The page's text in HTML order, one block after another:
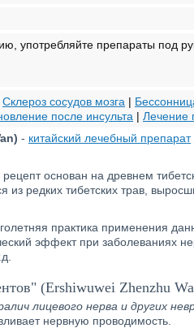
употребляйте препараты под
Склероз сосудов мозга |
после инсульта | Лечение
- китайский лечебный препарат
основан на древнем
из редких тибетских трав,
практика применения
эффект при заболеваниях
(Ershiwuwei Zhenzhu
лицевого нерва и других
нервную проводимость.